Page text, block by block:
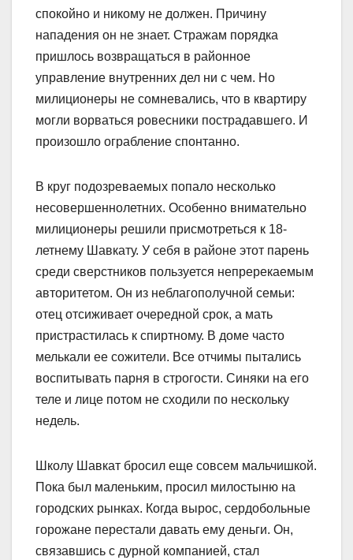
спокойно и никому не должен. Причину
нападения он не знает. Стражам порядка
пришлось возвращаться в районное
управление внутренних дел ни с чем. Но
милиционеры не сомневались, что в квартиру
могли ворваться ровесники пострадавшего. И
произошло ограбление спонтанно.
В круг подозреваемых попало несколько
несовершеннолетних. Особенно внимательно
милиционеры решили присмотреться к 18-
летнему Шавкату. У себя в районе этот парень
среди сверст­ников пользуется непререкаемым
авторитетом. Он из неблагополучной семьи:
отец отсиживает очередной срок, а мать
пристрастилась к спиртному. В доме часто
мелькали ее сожители. Все отчимы пытались
воспитывать парня в строгости. Синяки на его
теле и лице потом не сходили по нескольку
недель.
Школу Шавкат бросил еще совсем мальчишкой.
Пока был маленьким, просил милостыню на
городских рынках. Когда вырос, сердобольные
горожане перестали давать ему деньги. Он,
связавшись с дурной компанией, стал